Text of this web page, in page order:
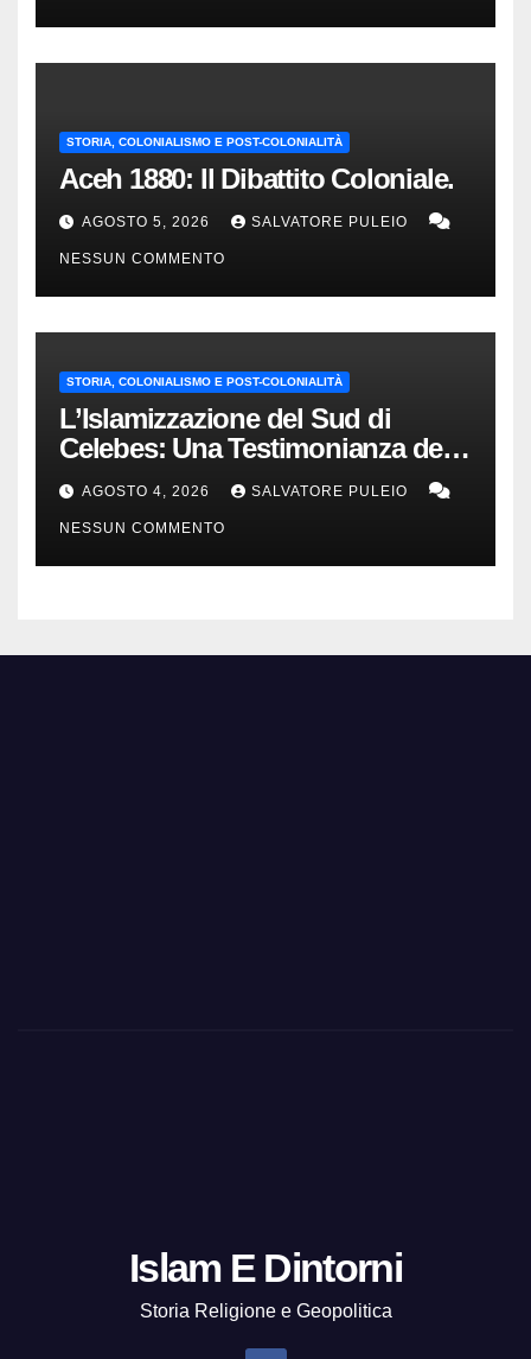
STORIA, COLONIALISMO E POST-COLONIALITÀ
Aceh 1880: Il Dibattito Coloniale.
AGOSTO 5, 2026 SALVATORE PULEIO
NESSUN COMMENTO
STORIA, COLONIALISMO E POST-COLONIALITÀ
L’Islamizzazione del Sud di
Celebes: Una Testimonianza del
1840.
AGOSTO 4, 2026 SALVATORE PULEIO
NESSUN COMMENTO
Islam E Dintorni
Storia Religione e Geopolitica